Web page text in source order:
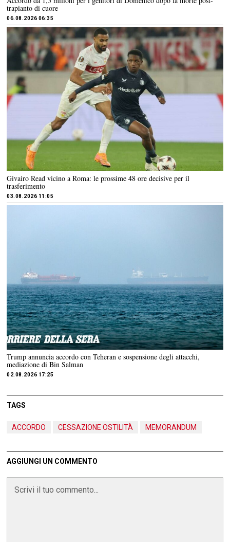
trapianto di cuore
06.08.2026 06:35
Givairo Read vicino a Roma: le prossime 48 ore decisive per il
trasferimento
03.08.2026 11:05
Trump annuncia accordo con Teheran e sospensione degli attacchi,
mediazione di Bin Salman
02.08.2026 17:25
TAGS
ACCORDO CESSAZIONE OSTILITÀ MEMORANDUM
AGGIUNGI UN COMMENTO